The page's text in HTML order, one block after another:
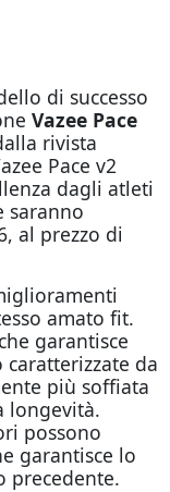
di successo
Vazee Pace
rivista
Pace v2
dagli atleti
saranno
al prezzo di
amato fit.
garantisce
da
più soffiata
longevità.
possono
garantisce lo
precedente.